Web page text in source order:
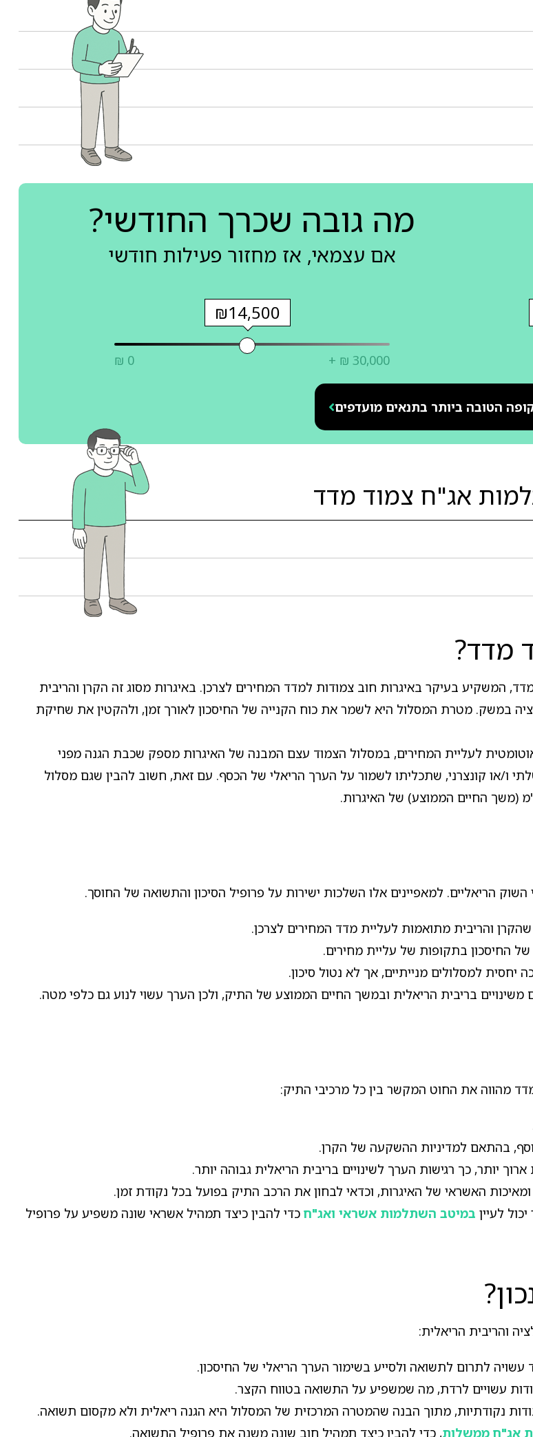
מה גובה שכרך החודשי?
אם עצמאי, אז מחזור פעילות חודשי
₪14,500
₪ 0 + ₪ 30,000
הטובה ביותר בתנאים מועדפים
אג"ח צמוד מדד
מדד?
בעיקר באיגרות חוב צמודות למדד המחירים לצרכן. באיגרות מסוג זה הקרן והריבית
מטרת המסלול היא לשמר את כוח הקנייה של החיסכון לאורך זמן, ולהקטין את שחיקת
לעליית המחירים, במסלול הצמוד עצם המבנה של האיגרות מספק שכבת הגנה מפני
ו/או קונצרני, שתכליתו לשמור על הערך הריאלי של הכסף. עם זאת, חשוב להבין שגם מסלול
(משך החיים הממוצע) של האיגרות.
הריאליים. למאפיינים אלו השלכות ישירות על פרופיל הסיכון והתשואה של החוסך.
והריבית מתואמות לעליית מדד המחירים לצרכן.
החיסכון בתקופות של עליית מחירים.
למסלולים מנייתיים, אך לא נטול סיכון.
משינויים בריבית הריאלית ובמשך החיים הממוצע של התיק, ולכן הערך עשוי לנוע גם כלפי מטה.
מהווה את החוט המקשר בין כל מרכיבי התיק:
בהתאם למדיניות ההשקעה של הקרן.
יותר, כך רגישות הערך לשינויים בריבית הריאלית גבוהה יותר.
האשראי של האיגרות, וכדאי לבחון את הרכב התיק בפועל בכל נקודת זמן.
לעיין במיטב השתלמות אשראי ואג"חכדי להבין כיצד תמהיל אשראי שונה משפיע על פרופיל
והריבית הריאלית:
לתרום לתשואה ולסייע בשימור הערך הריאלי של החיסכון.
עשויים לרדת, מה שמשפיע על התשואה בטווח הקצר.
נקודתיות, מתוך הבנה שהמטרה המרכזית של המסלול היא הגנה ריאלית ולא מקסום תשואה.
אג"ח ממשלות, כדי להבין כיצד תמהיל חוב שונה משנה את פרופיל התשואה.